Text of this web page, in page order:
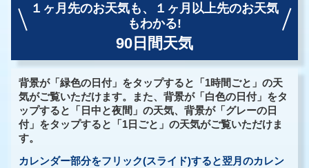
１ヶ月先のお天気も、
１ヶ月以上先のお天気
もわかる!
90日間天気
背景が「緑色の日付」をタップすると「1時間ごと」の天
気がご覧いただけます。また、背景が「白色の日付」をタ
ップすると「日中と夜間」の天気、背景が「グレーの日
付」をタップすると「1日ごと」の天気がご覧いただけま
す。
カレンダー部分をフリック(スライド)すると翌月のカレン